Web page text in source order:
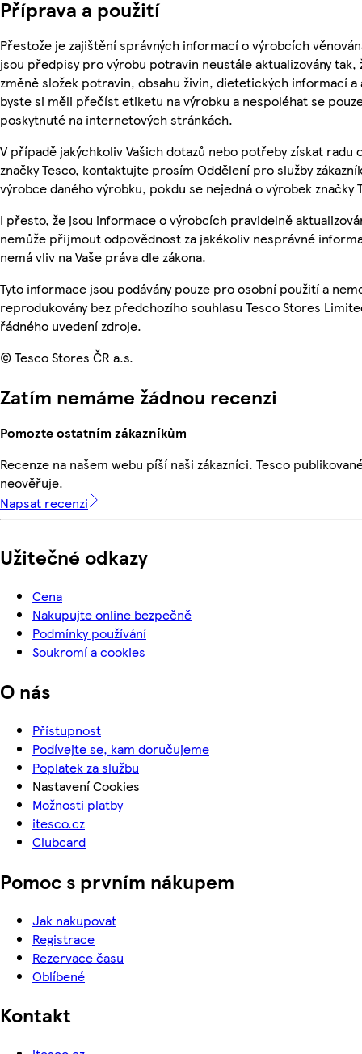
Příprava a použití
Přestože je zajištění správných informací o výrobcích
jsou předpisy pro výrobu potravin neustále aktualizovány tak,
změně složek potravin, obsahu živin, dietetických informací a
byste si měli přečíst etiketu na výrobku a nespoléhat se
poskytnuté na internetových stránkách.
V případě jakýchkoliv Vašich dotazů nebo potřeby získat radu
značky Tesco, kontaktujte prosím Oddělení pro služby
výrobce daného výrobku, pokdu se nejedná o výrobek značky
I přesto, že jsou informace o výrobcích pravidelně
nemůže přijmout odpovědnost za jakékoliv nesprávné
nemá vliv na Vaše práva dle zákona.
Tyto informace jsou podávány pouze pro osobní použití a
reprodukovány bez předchozího souhlasu Tesco Stores
řádného uvedení zdroje.
© Tesco Stores ČR a.s.
Zatím nemáme žádnou recenzi
Pomozte ostatním zákazníkům
Recenze na našem webu píší naši zákazníci. Tesco
neověřuje.
Napsat recenzi
Užitečné odkazy
Cena
Nakupujte online bezpečně
Podmínky používání
Soukromí a cookies
O nás
Přístupnost
Podívejte se, kam doručujeme
Poplatek za službu
Nastavení Cookies
Možnosti platby
itesco.cz
Clubcard
Pomoc s prvním nákupem
Jak nakupovat
Registrace
Rezervace času
Oblíbené
Kontakt